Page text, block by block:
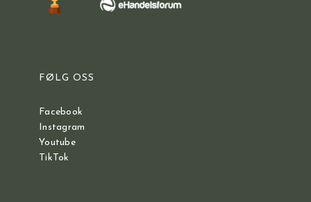
FØLG OSS
Facebook
Instagram
Youtube
TikTok